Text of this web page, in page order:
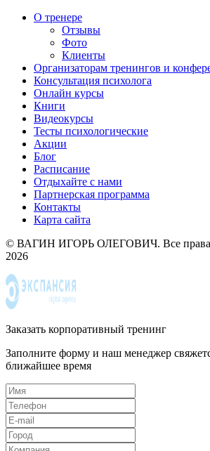
О тренере
Отзывы
Фото
Клиенты
Организаторам тренингов и
Консультация психолога
Онлайн курсы
Книги
Видеокурсы
Тесты психологические
Акции
Блог
Расписание
Отдыхайте с нами
Партнерская программа
Контакты
Карта сайта
© ВАГИН ИГОРЬ ОЛЕГОВИЧ. Все права
2026
Заказать корпоративный тренинг
Заполните форму и наш менеджер
ближайшее время